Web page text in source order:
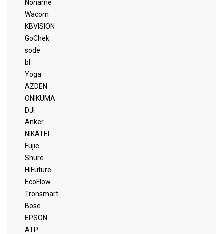
Noname
Wacom
KBVISION
GoChek
sode
bl
Yoga
AZDEN
ONIKUMA
DJI
Anker
NIKATEI
Fujie
Shure
HiFuture
EcoFlow
Tronsmart
Bose
EPSON
ATP